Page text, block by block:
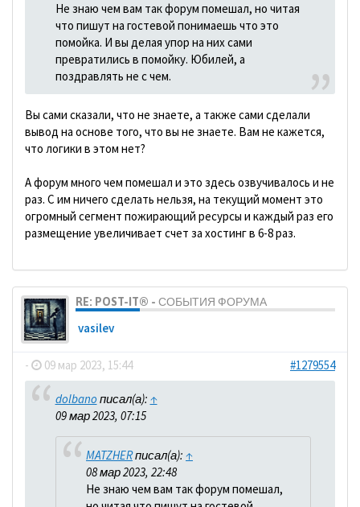
Не знаю чем вам так форум помешал, но читая
что пишут на гостевой понимаешь что это
помойка. И вы делая упор на них сами
превратились в помойку. Юбилей, а
поздравлять не с чем.
Вы сами сказали, что не знаете, а также сами сделали
вывод на основе того, что вы не знаете. Вам не кажется,
что логики в этом нет?
А форум много чем помешал и это здесь озвучивалось и не
раз. С им ничего сделать нельзя, на текущий момент это
огромный сегмент пожирающий ресурсы и каждый раз его
размещение увеличивает счет за хостинг в 6-8 раз.
RE: POST-IT® - СОБЫТИЯ ФОРУМА
vasilev
- 09 мар 2023, 15:44 #1279554
dolbano писал(а): ↑
09 мар 2023, 07:15
MATZHERписал(а): ↑
08 мар 2023, 22:48
Не знаю чем вам так форум помешал,